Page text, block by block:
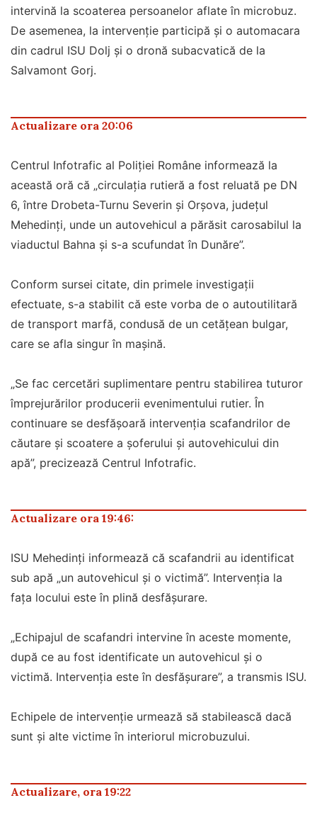
intervină la scoaterea persoanelor aflate în microbuz.
De asemenea, la intervenție participă și o automacara
din cadrul ISU Dolj și o dronă subacvatică de la
Salvamont Gorj.
Actualizare ora 20:06
Centrul Infotrafic al Poliției Române informează la
această oră că „circulația rutieră a fost reluată pe DN
6, între Drobeta-Turnu Severin și Orșova, județul
Mehedinți, unde un autovehicul a părăsit carosabilul la
viaductul Bahna și s-a scufundat în Dunăre”.
Conform sursei citate, din primele investigații
efectuate, s-a stabilit că este vorba de o autoutilitară
de transport marfă, condusă de un cetățean bulgar,
care se afla singur în mașină.
„Se fac cercetări suplimentare pentru stabilirea tuturor
împrejurărilor producerii evenimentului rutier. În
continuare se desfășoară intervenția scafandrilor de
căutare și scoatere a șoferului și autovehicului din
apă”, precizează Centrul Infotrafic.
Actualizare ora 19:46:
ISU Mehedinți informează că scafandrii au identificat
sub apă „un autovehicul și o victimă”. Intervenţia la
faţa locului este în plină desfăşurare.
„Echipajul de scafandri intervine în aceste momente,
după ce au fost identificate un autovehicul și o
victimă. Intervenția este în desfășurare”, a transmis ISU.
Echipele de intervenție urmează să stabilească dacă
sunt şi alte victime în interiorul microbuzului.
Actualizare, ora 19:22